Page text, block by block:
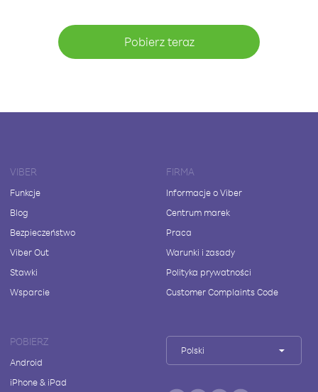
Pobierz teraz
VIBER
Funkcje
Blog
Bezpieczeństwo
Viber Out
Stawki
Wsparcie
FIRMA
Informacje o Viber
Centrum marek
Praca
Warunki i zasady
Polityka prywatności
Customer Complaints Code
POBIERZ
Android
iPhone & iPad
Polski